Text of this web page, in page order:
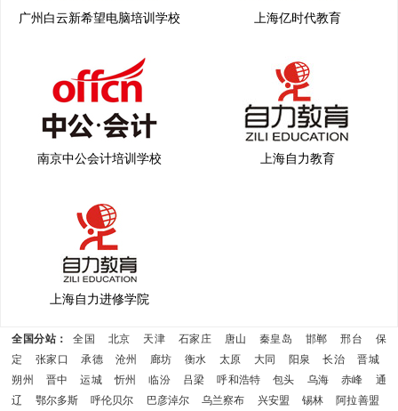
广州白云新希望电脑培训学校 上海亿时代教育
南京中公会计培训学校 上海自力教育
上海自力进修学院
全国分站： 全国 北京 天津 石家庄 唐山 秦皇岛 邯郸 邢台
保
定
张家口 承德 沧州 廊坊 衡水 太原 大同 阳泉 长治
晋城
朔州
晋中 运城 忻州 临汾 吕梁 呼和浩特 包头 乌海 赤峰
通
辽
鄂尔多斯 呼伦贝尔 巴彦淖尔 乌兰察布 兴安盟 锡林
阿拉善盟